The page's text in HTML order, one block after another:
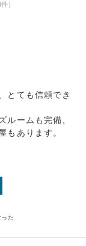
）
とても信頼でき
ルームも完備、
もあります。
た